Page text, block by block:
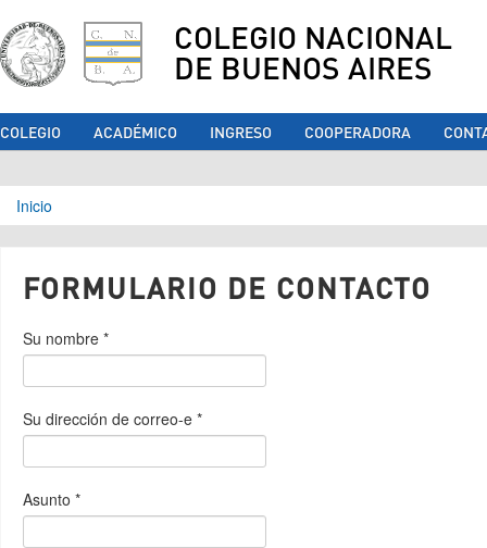
COLEGIO NACIONAL
DE BUENOS AIRES
COLEGIO ACADÉMICO INGRESO COOPERADORA
Se encuentra usted aquí
Inicio
FORMULARIO DE CONTACTO
Su nombre *
Su dirección de correo-e *
Asunto *